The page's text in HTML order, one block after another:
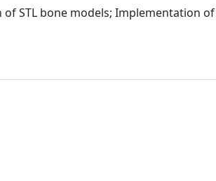
STL bone models; Implementation